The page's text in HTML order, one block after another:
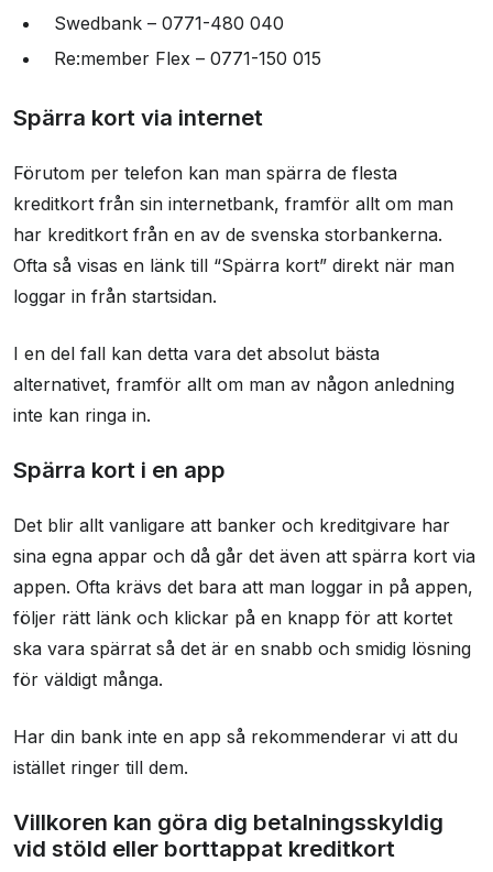
Swedbank – 0771-480 040
Re:member Flex – 0771-150 015
Spärra kort via internet
Förutom per telefon kan man spärra de flesta
kreditkort från sin internetbank, framför allt om man
har kreditkort från en av de svenska storbankerna.
Ofta så visas en länk till “Spärra kort” direkt när man
loggar in från startsidan.
I en del fall kan detta vara det absolut bästa
alternativet, framför allt om man av någon anledning
inte kan ringa in.
Spärra kort i en app
Det blir allt vanligare att banker och kreditgivare har
sina egna appar och då går det även att spärra kort via
appen. Ofta krävs det bara att man loggar in på appen,
följer rätt länk och klickar på en knapp för att kortet
ska vara spärrat så det är en snabb och smidig lösning
för väldigt många.
Har din bank inte en app så rekommenderar vi att du
istället ringer till dem.
Villkoren kan göra dig betalningsskyldig
vid stöld eller borttappat kreditkort